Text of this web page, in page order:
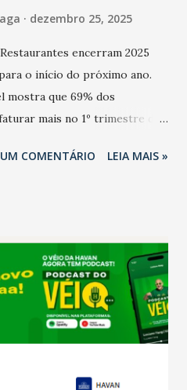
dezembro 25, 2025
encerram 2025
o início do próximo ano.
mostra que 69% dos
mais no 1º trimestre de
ano, 56% também
e pelo pagamento do 13º
de trabalhadores, já que o
dos anos recentes.
novembro de 2025, 40% dos
com lucro e outros 40%
Já o percentual de
ficou em 19%, pouco abaixo
COMENTÁRIO LEIA MAIS »